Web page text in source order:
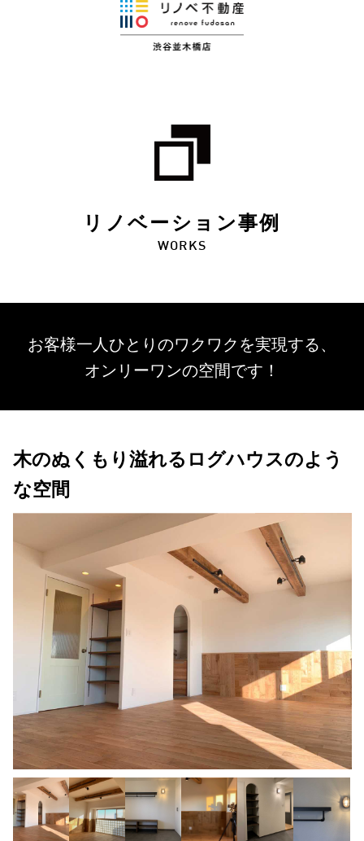
リノベーション事例
WORKS
お客様一人ひとりのワクワクを実現する、
オンリーワンの空間です！
木のぬくもり溢れるログハウスのよう
な空間